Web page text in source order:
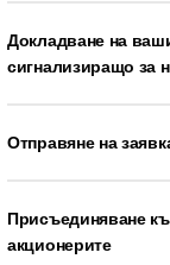
Докладване на
сигнализиращо за
Отправяне на
Присъединяване
акционерите